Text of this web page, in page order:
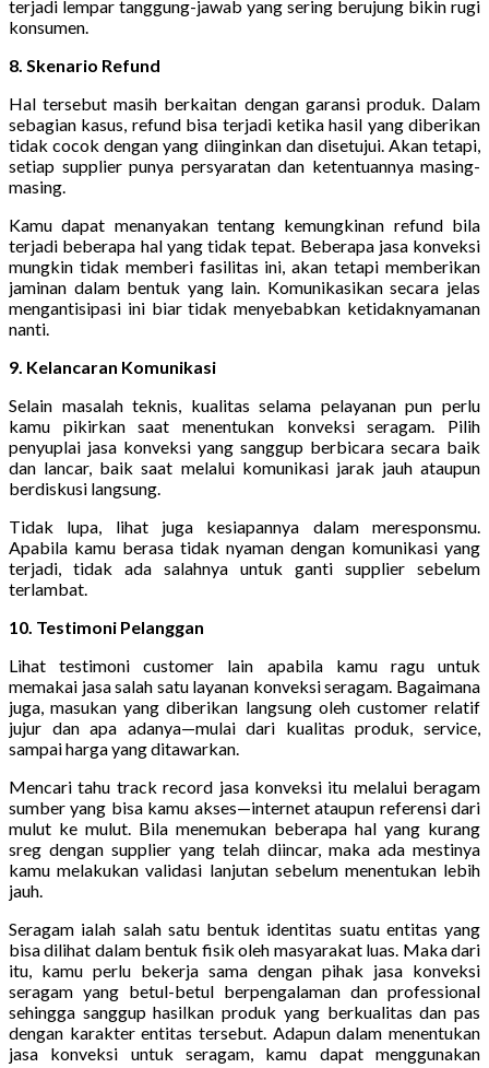
terjadi lempar tanggung-jawab yang sering berujung bikin rugi
konsumen.
8. Skenario Refund
Hal tersebut masih berkaitan dengan garansi produk. Dalam
sebagian kasus, refund bisa terjadi ketika hasil yang diberikan
tidak cocok dengan yang diinginkan dan disetujui. Akan tetapi,
setiap supplier punya persyaratan dan ketentuannya masing-
masing.
Kamu dapat menanyakan tentang kemungkinan refund bila
terjadi beberapa hal yang tidak tepat. Beberapa jasa konveksi
mungkin tidak memberi fasilitas ini, akan tetapi memberikan
jaminan dalam bentuk yang lain. Komunikasikan secara jelas
mengantisipasi ini biar tidak menyebabkan ketidaknyamanan
nanti.
9. Kelancaran Komunikasi
Selain masalah teknis, kualitas selama pelayanan pun perlu
kamu pikirkan saat menentukan konveksi seragam. Pilih
penyuplai jasa konveksi yang sanggup berbicara secara baik
dan lancar, baik saat melalui komunikasi jarak jauh ataupun
berdiskusi langsung.
Tidak lupa, lihat juga kesiapannya dalam meresponsmu.
Apabila kamu berasa tidak nyaman dengan komunikasi yang
terjadi, tidak ada salahnya untuk ganti supplier sebelum
terlambat.
10. Testimoni Pelanggan
Lihat testimoni customer lain apabila kamu ragu untuk
memakai jasa salah satu layanan konveksi seragam. Bagaimana
juga, masukan yang diberikan langsung oleh customer relatif
jujur dan apa adanya—mulai dari kualitas produk, service,
sampai harga yang ditawarkan.
Mencari tahu track record jasa konveksi itu melalui beragam
sumber yang bisa kamu akses—internet ataupun referensi dari
mulut ke mulut. Bila menemukan beberapa hal yang kurang
sreg dengan supplier yang telah diincar, maka ada mestinya
kamu melakukan validasi lanjutan sebelum menentukan lebih
jauh.
Seragam ialah salah satu bentuk identitas suatu entitas yang
bisa dilihat dalam bentuk fisik oleh masyarakat luas. Maka dari
itu, kamu perlu bekerja sama dengan pihak jasa konveksi
seragam yang betul-betul berpengalaman dan professional
sehingga sanggup hasilkan produk yang berkualitas dan pas
dengan karakter entitas tersebut. Adapun dalam menentukan
jasa konveksi untuk seragam, kamu dapat menggunakan